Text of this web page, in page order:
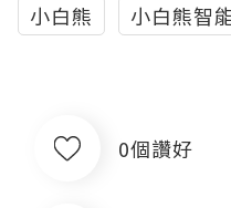
小白熊
小白熊智
0個讚好